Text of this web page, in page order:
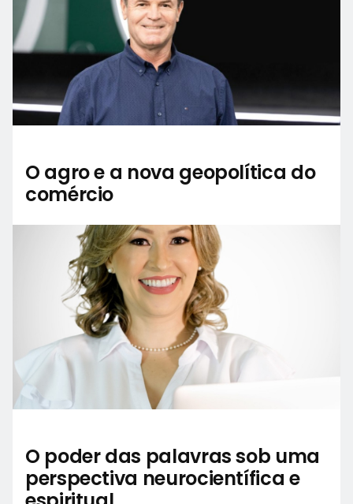
O agro e a nova geopolítica do
comércio
O poder das palavras sob uma
perspectiva neurocientífica e